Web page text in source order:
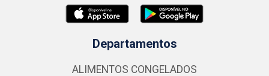
Departamentos
ALIMENTOS CONGELADOS